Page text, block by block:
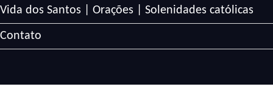
Vida dos Santos | Orações | Solenidades católicas
Contato